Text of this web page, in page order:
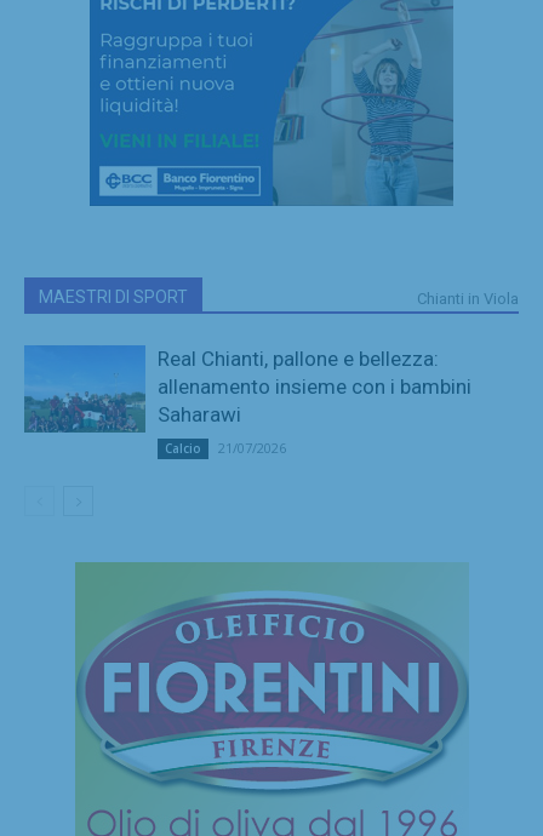
MAESTRI DI SPORT Chianti in Viola
Real Chianti, pallone e bellezza:
allenamento insieme con i bambini
Saharawi
Calcio 21/07/2026